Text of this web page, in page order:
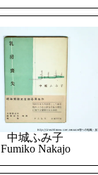
中城ふみ子
Fumiko Nakajo